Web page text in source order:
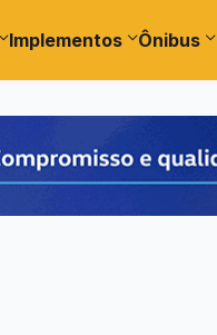
Implementos Ônibus